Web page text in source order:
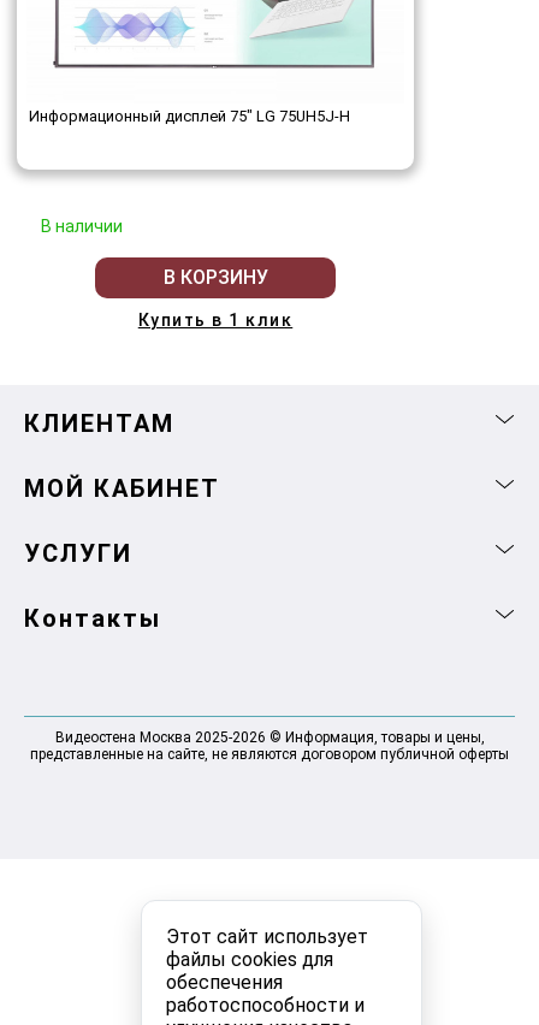
Этот сайт использует
файлы cookies для
обеспечения
работоспособности и
Информационный дисплей 75" LG 75UH5J-H
В наличии
В КОРЗИНУ
Купить в 1 клик
КЛИЕНТАМ
МОЙ КАБИНЕТ
УСЛУГИ
Контакты
Видеостена Москва 2025-2026 © Информация, товары и цены,
представленные на сайте, не являются договором публичной оферты